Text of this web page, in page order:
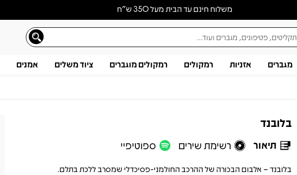
משלוח חינם עד הבית מעל 350 ש״ח
מגברים אזניות רמקולים רמקולים מוגברים ציוד משלים אמנים
בלובנד
תיאור רשימת שירים ספוטיפיי
בלובנד – אלבום הבכורה של ההרכב החולמני-פסיכדלי שמסרב ללכת בתלם.